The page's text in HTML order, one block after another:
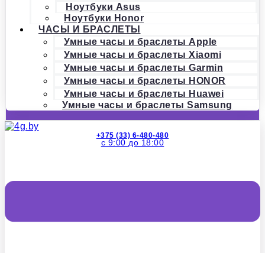
Ноутбуки Asus
Ноутбуки Honor
ЧАСЫ И БРАСЛЕТЫ
Умные часы и браслеты Apple
Умные часы и браслеты Xiaomi
Умные часы и браслеты Garmin
Умные часы и браслеты HONOR
Умные часы и браслеты Huawei
Умные часы и браслеты Samsung
+375 (33) 6-480-480
с 9:00 до 18:00